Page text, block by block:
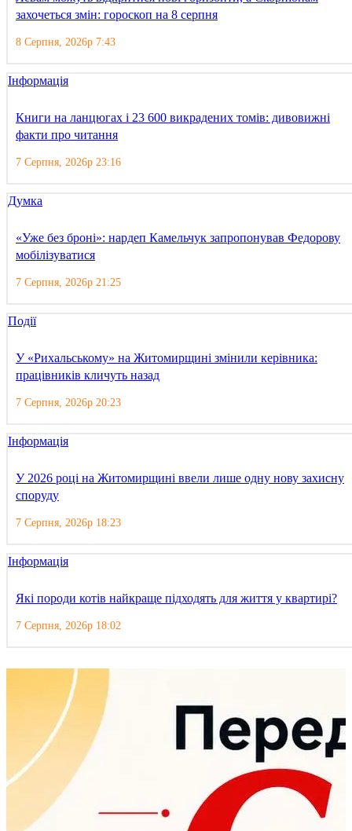
захочеться змін: гороскоп на 8 серпня
8 Серпня, 2026р 7:43
Інформація
Книги на ланцюгах і 23 600 викрадених томів: дивовижні
факти про читання
7 Серпня, 2026р 23:16
Думка
«Уже без броні»: нардеп Камельчук запропонував Федорову
мобілізуватися
7 Серпня, 2026р 21:25
Події
У «Рихальському» на Житомирщині змінили керівника:
працівників кличуть назад
7 Серпня, 2026р 20:23
Інформація
У 2026 році на Житомирщині ввели лише одну нову захисну
споруду
7 Серпня, 2026р 18:23
Інформація
Які породи котів найкраще підходять для життя у квартирі?
7 Серпня, 2026р 18:02